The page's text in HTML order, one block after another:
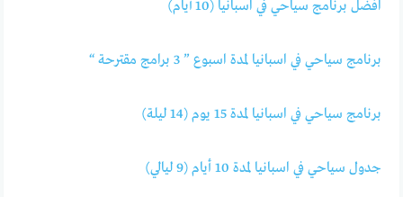
افضل برنامج سياحي في اسبانيا (10 أيام)
برنامج سياحي في اسبانيا لمدة اسبوع ” 3 برامج مقترحة “
برنامج سياحي في اسبانيا لمدة 15 يوم (14 ليلة)
جدول سياحي في اسبانيا لمدة 10 أيام (9 ليالي)